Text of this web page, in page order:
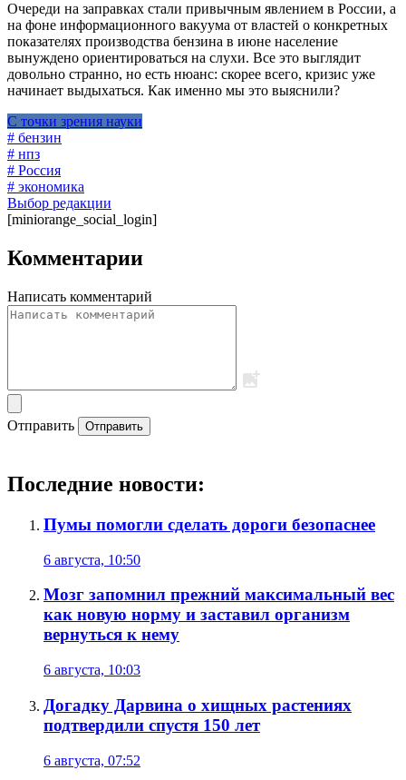
Очереди на заправках стали привычным явлением в России, а
на фоне информационного вакуума от властей о конкретных
показателях производства бензина в июне население
вынуждено ориентироваться на слухи. Все это выглядит
довольно странно, но есть нюанс: скорее всего, кризис уже
начинает выдыхаться. Как именно мы это выяснили?
С точки зрения науки
# бензин
# нпз
# Россия
# экономика
Выбор редакции
[miniorange_social_login]
Комментарии
Написать комментарий
Отправить Отправить
Последние новости:
Пумы помогли сделать дороги безопаснее
6 августа, 10:50
Мозг запомнил прежний максимальный вес
как новую норму и заставил организм
вернуться к нему
6 августа, 10:03
Догадку Дарвина о хищных растениях
подтвердили спустя 150 лет
6 августа, 07:52